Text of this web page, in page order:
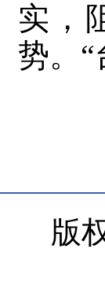
实，
势。
版